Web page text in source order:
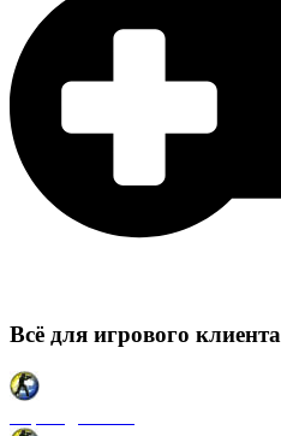
Всё для игрового клиента